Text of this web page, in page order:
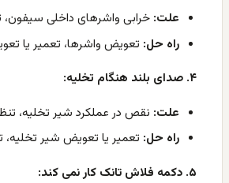
علت: خرابی واشرهای داخلی
راه حل: تعویض واشرها، تعمیر یا
۴. صدای بلند هنگام تخلیه:
علت: نقص در عملکرد شیر تخلیه،
راه حل: تعمیر یا تعویض شیر تخلیه،
۵. دکمه فلاش تانک کار نمی کند: